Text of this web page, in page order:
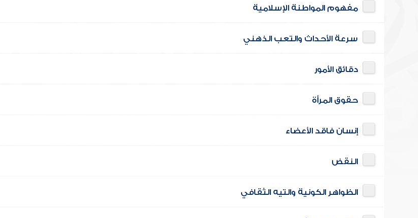
مفهوم المواطنة الإسلامية
سرعة الأحداث والتعب الذهني
دقائق الأمور
حقوق المرأة
إنسان فاقد الأعضاء
النقض
الظواهر الكونية والتيه الثقافي